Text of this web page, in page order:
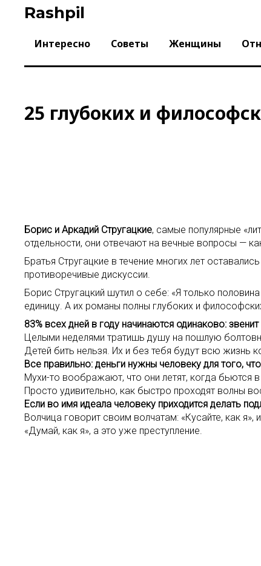
Rashpil
Интересно Советы Женщины
25 глубоких и
Борис и Аркадий Стругацкие, самые популярные
отдельности, они отвечают на вечные вопросы —
Братья Стругацкие в течение многих лет
противоречивые дискуссии.
Борис Стругацкий шутил о себе: «Я только
единицу. А их романы полны глубоких и
83% всех дней в году начинаются одинаково: звенит
Целыми неделями тратишь душу на пошлую
Детей бить нельзя. Их и без тебя будут всю жизнь
Все правильно: деньги нужны человеку для того,
Мухи-то воображают, что они летят, когда бьются
Просто удивительно, как быстро проходят волны
Если во имя идеала человеку приходится делать
Волчица говорит своим волчатам: «Кусайте, как я»,
«Думай, как я», а это уже преступление.